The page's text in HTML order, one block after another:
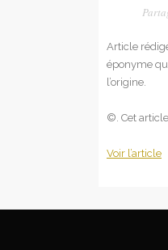
Article
éponyme
l’origine.
©. Cet
Voir l’article